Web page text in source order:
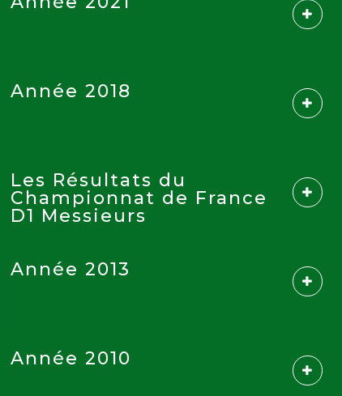
Année 2018
Les Résultats du
Championnat de France
D1 Messieurs
Année 2013
Année 2010